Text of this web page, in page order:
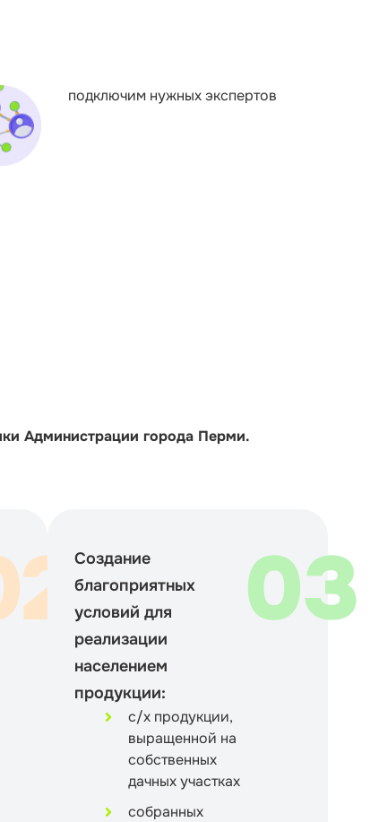
подключим нужных экспертов
Администрации города Перми.
Создание
благоприятных
условий для
реализации
населением
продукции:
с/х продукции,
выращенной на
собственных
дачных участках
собранных
03